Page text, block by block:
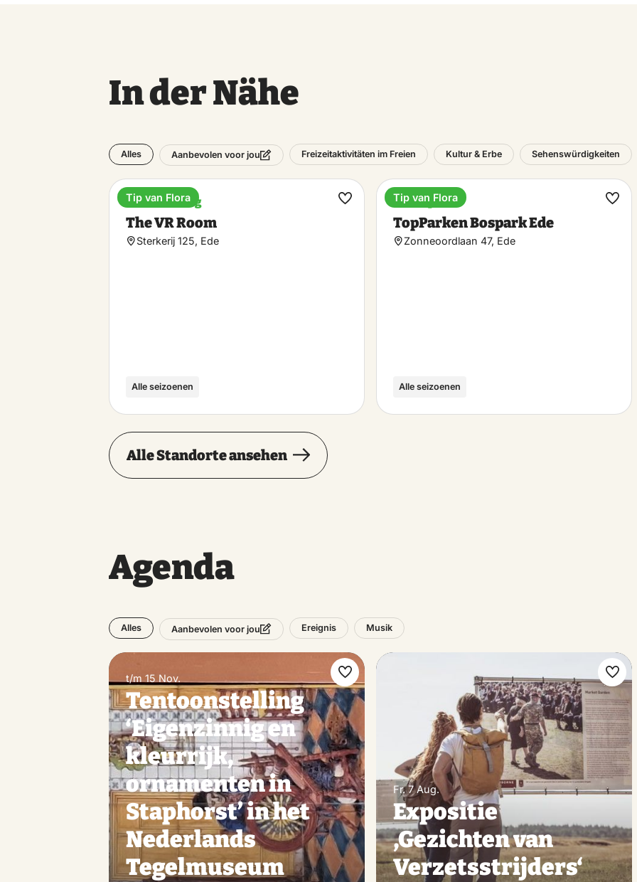
In der Nähe
Alles Aanbevolen voor jou Freizeitaktivitäten im Freien Kultur & Erbe Sehenswürdigkeiten
Unterhaltung
The VR Room
Sterkerij 125, Ede
Alle seizoenen
Tip van Flora
Favorit
Ferienpark
TopParken Bospark Ede
Zonneoordlaan 47, Ede
Alle seizoenen
Tip van Flora
Alle Standorte ansehen
Agenda
Alles Aanbevolen voor jou Ereignis Musik
t/m 15 Nov.
Tentoonstelling
‘Eigenzinnig en
kleurrijk,
ornamenten in
Staphorst’ in het
Nederlands
Tegelmuseum
Favorit
machen
Fr. 7 Aug.
Expositie
‚Gezichten van
Verzetsstrijders‘